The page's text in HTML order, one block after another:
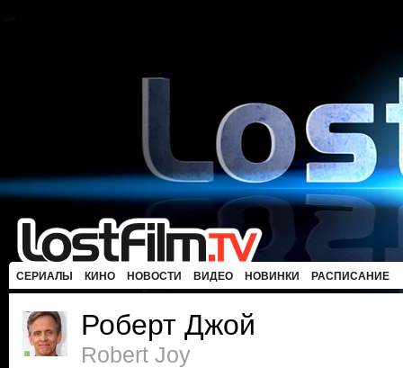
СЕРИАЛЫ КИНО НОВОСТИ ВИДЕО НОВИНКИ РАСПИСАНИЕ
Роберт Джой
Robert Joy